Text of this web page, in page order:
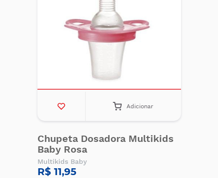
Adicionar
Chupeta Dosadora Multikids
Baby Rosa
Multikids Baby
R$ 11,95